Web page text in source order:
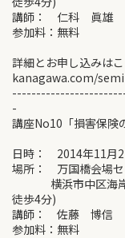
講師： 仁科 眞雄
参加料：無料
詳細とお申し込み
kanagawa.com/
-
講座No10「損害保険
日時： 2014年11月
場所： 万国橋会場セ
横浜市中区海岸
徒歩4分)
講師： 佐藤 博信
参加料：無料